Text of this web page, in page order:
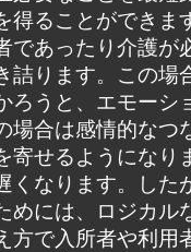
得ることができま
であったり介護が
詰ります。この場
ろうと、エモーシ
場合は感情的なつ
寄せるようになり
くなります。した
めには、ロジカル
方で入所者や利用